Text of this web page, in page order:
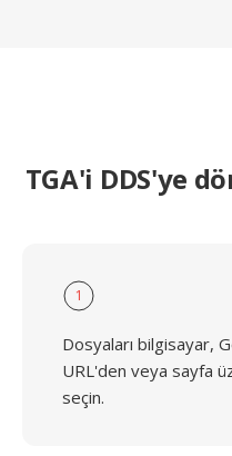
TGA'i DDS'ye
1
Dosyaları bilgisayar,
URL'den veya sayfa
seçin.